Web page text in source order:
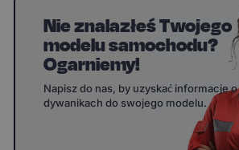
Nie znalazłeś Twojego
modelu samochodu?
Ogarniemy!
Napisz do nas, by uzyskać informacje o
dywanikach do swojego modelu.